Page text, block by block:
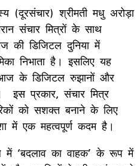
(दूरसंचार) श्रीमती मधु अरोड़ा
संचार मित्रों के साथ
की डिजिटल दुनिया में
निभाता है। इसलिए यह
के डिजिटल रुझानों और
इस प्रकार, संचार मित्र
को सशक्त बनाने के लिए
में एक महत्‍वपूर्ण कदम है।
में ‘बदलाव का वाहक’ के रूप में